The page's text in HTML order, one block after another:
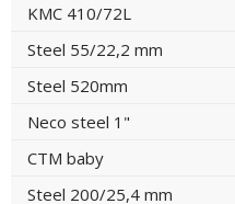
KMC 410/72L
Steel 55/22,2 mm
Steel 520mm
Neco steel 1"
CTM baby
Steel 200/25,4 mm